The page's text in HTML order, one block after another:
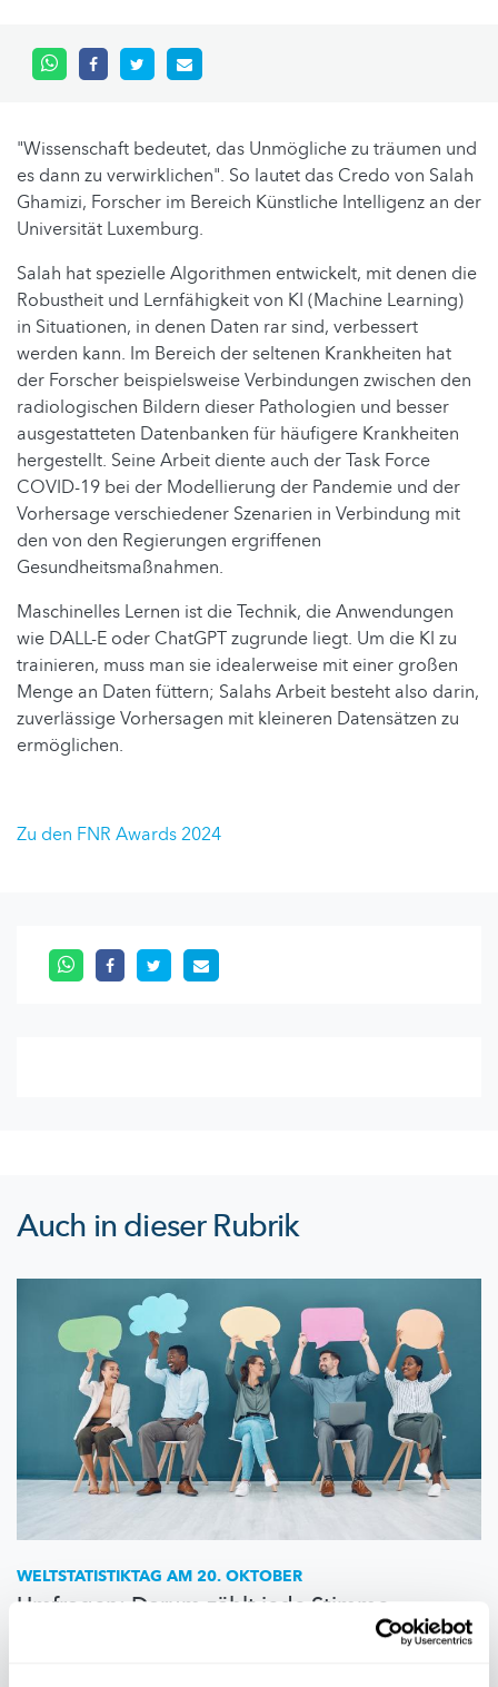
"Wissenschaft bedeutet, das Unmögliche zu träumen und
es dann zu verwirklichen". So lautet das Credo von Salah
Ghamizi, Forscher im Bereich Künstliche Intelligenz an der
Universität Luxemburg.
Salah hat spezielle Algorithmen entwickelt, mit denen die
Robustheit und Lernfähigkeit von KI (Machine Learning)
in Situationen, in denen Daten rar sind, verbessert
werden kann. Im Bereich der seltenen Krankheiten hat
der Forscher beispielsweise Verbindungen zwischen den
radiologischen Bildern dieser Pathologien und besser
ausgestatteten Datenbanken für häufigere Krankheiten
hergestellt. Seine Arbeit diente auch der Task Force
COVID-19 bei der Modellierung der Pandemie und der
Vorhersage verschiedener Szenarien in Verbindung mit
den von den Regierungen ergriffenen
Gesundheitsmaßnahmen.
Maschinelles Lernen ist die Technik, die Anwendungen
wie DALL-E oder ChatGPT zugrunde liegt. Um die KI zu
trainieren, muss man sie idealerweise mit einer großen
Menge an Daten füttern; Salahs Arbeit besteht also darin,
zuverlässige Vorhersagen mit kleineren Datensätzen zu
ermöglichen.
Zu den FNR Awards 2024
Auch in dieser Rubrik
WELTSTATISTIKTAG AM 20. OKTOBER
Umfragen: Darum zählt jede Stimme
Entscheidungen.